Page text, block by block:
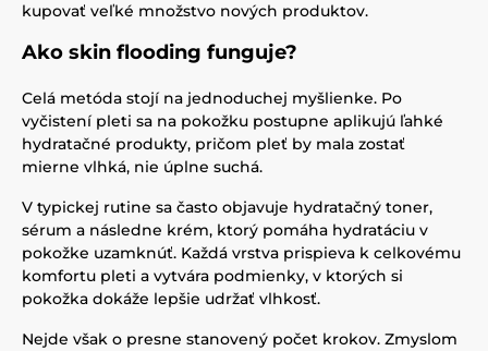
kupovať veľké množstvo nových produktov.
Ako skin flooding funguje?
Celá metóda stojí na jednoduchej myšlienke. Po
vyčistení pleti sa na pokožku postupne aplikujú ľahké
hydratačné produkty, pričom pleť by mala zostať
mierne vlhká, nie úplne suchá.
V typickej rutine sa často objavuje hydratačný toner,
sérum a následne krém, ktorý pomáha hydratáciu v
pokožke uzamknúť. Každá vrstva prispieva k celkovému
komfortu pleti a vytvára podmienky, v ktorých si
pokožka dokáže lepšie udržať vlhkosť.
Nejde však o presne stanovený počet krokov. Zmyslom